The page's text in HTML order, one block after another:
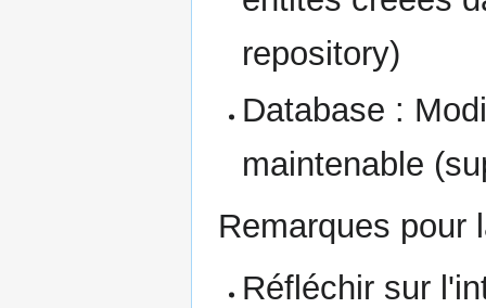
repository)
Database :
maintenable
Remarques pour
Réfléchir sur